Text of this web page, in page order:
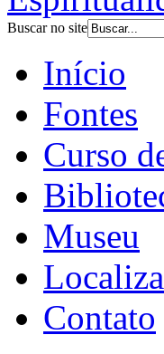
Buscar no site
Início
Fontes
Curso
Museu
Contato